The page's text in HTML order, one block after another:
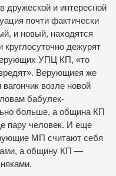
и интересной
почти фактически
и новый, находятся
дежурят
УПЦ КП, «то
Верующиея же
возле новой
бабулек-
больше, а община КП
пару человек. И еще
МП считают себя
а общину КП —